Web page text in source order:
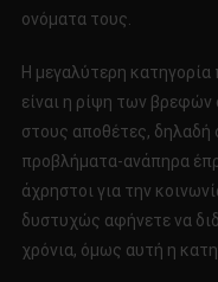
ονόματα τους.
Η μεγαλύτερη
είναι η ρίψη των
στους αποθέτες, δηλαδή
προβλήματα-ανάπηρα
άχρηστοι για την
δυστυχώς αφήνετε να
χρόνια, όμως αυτή η